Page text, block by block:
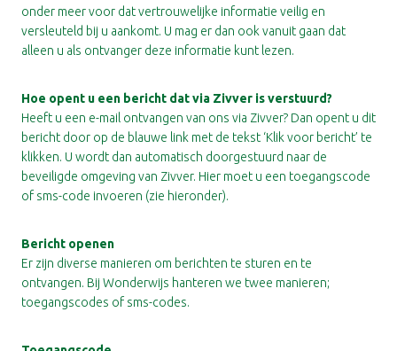
onder meer voor dat vertrouwelijke informatie veilig en
versleuteld bij u aankomt. U mag er dan ook vanuit gaan dat
alleen u als ontvanger deze informatie kunt lezen.
Hoe opent u een bericht dat via Zivver is verstuurd?
Heeft u een e-mail ontvangen van ons via Zivver? Dan opent u dit
bericht door op de blauwe link met de tekst ‘Klik voor bericht’ te
klikken. U wordt dan automatisch doorgestuurd naar de
beveiligde omgeving van Zivver. Hier moet u een toegangscode
of sms-code invoeren (zie hieronder).
Bericht openen
Er zijn diverse manieren om berichten te sturen en te
ontvangen. Bij Wonderwijs hanteren we twee manieren;
toegangscodes of sms-codes.